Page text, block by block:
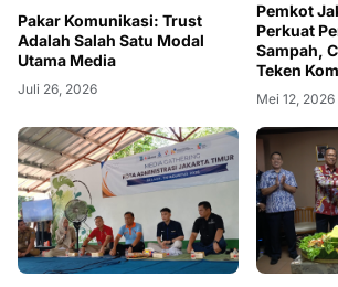
Pakar Komunikasi: Trust
Adalah Salah Satu Modal
Utama Media
Juli 26, 2026
Pemkot
Perkuat
Sampah,
Teken
Mei 12, 2026